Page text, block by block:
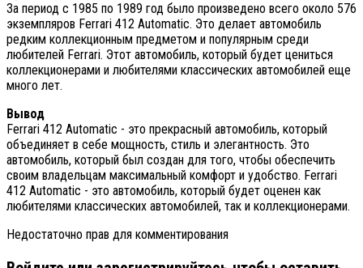
За период с 1985 по 1989 год было произведено всего около 576
экземпляров Ferrari 412 Automatic. Это делает автомобиль
редким коллекционным предметом и популярным среди
любителей Ferrari. Этот автомобиль, который будет цениться
коллекционерами и любителями классических автомобилей еще
много лет.
Вывод
Ferrari 412 Automatic - это прекрасный автомобиль, который
объединяет в себе мощность, стиль и элегантность. Это
автомобиль, который был создан для того, чтобы обеспечить
своим владельцам максимальный комфорт и удобство. Ferrari
412 Automatic - это автомобиль, который будет оценен как
любителями классических автомобилей, так и коллекционерами.
Недостаточно прав для комментирования